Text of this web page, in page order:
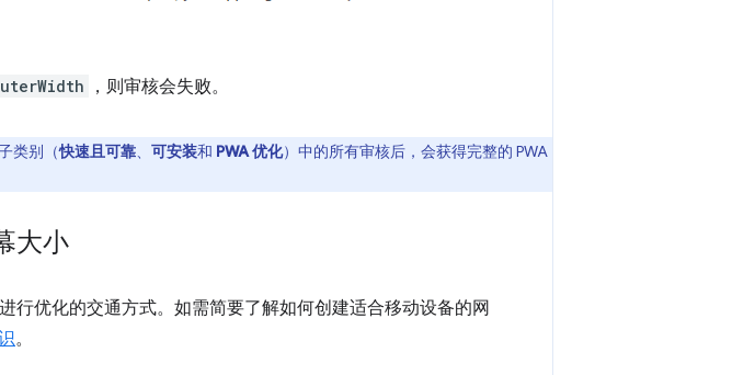
，则审核会失败。
类别（快速且可靠、 可安装和 PWA 优化）中的所有审核后，会获得完整的 PWA
大小
行优化的交通方式。如需简要了解如何创建适合移动设备的网
。